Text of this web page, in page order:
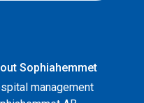
Sophiahemmet
management